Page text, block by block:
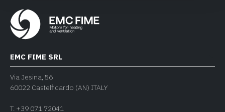
EMC FIME SRL
Via Jesina, 56
60022 Castelfidardo (AN) ITALY
T. +39 071 72041